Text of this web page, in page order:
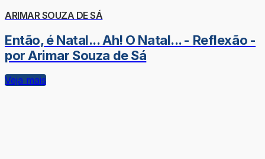
ARIMAR SOUZA DE SÁ
Então, é Natal... Ah! O Natal... - Reflexão -
por Arimar Souza de Sá
Veja mais